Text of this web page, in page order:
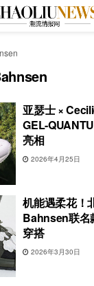
亚瑟士 ×
GEL-
亮相
2026年4月25日
机能遇柔花！
Bahnsen联名
穿搭
2026年3月30日